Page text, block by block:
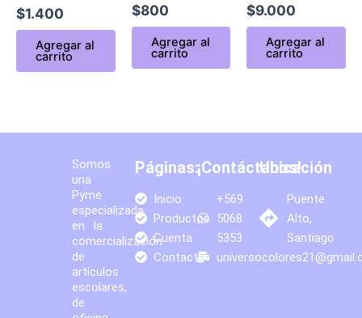
$1.400
Agregar al
carrito
$800
Agregar al
carrito
$9.000
Agregar al
carrito
Somos
una
Pyme
especializada
en la
comercialización
de
artículos
escolares,
de
Páginas:
Inicio
Productos
Cuenta
Contacto
¡Contáctanos!
+569
5068
5353
Ubicación
Puente
Alto,
Santiago